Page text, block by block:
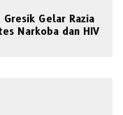
Gresik Gelar Razia
Narkoba dan HIV